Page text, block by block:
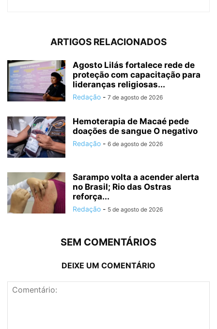
ARTIGOS RELACIONADOS
Agosto Lilás fortalece rede de
proteção com capacitação para
lideranças religiosas...
Redação - 7 de agosto de 2026
Hemoterapia de Macaé pede
doações de sangue O negativo
Redação - 6 de agosto de 2026
Sarampo volta a acender alerta
no Brasil; Rio das Ostras
reforça...
Redação - 5 de agosto de 2026
SEM COMENTÁRIOS
DEIXE UM COMENTÁRIO